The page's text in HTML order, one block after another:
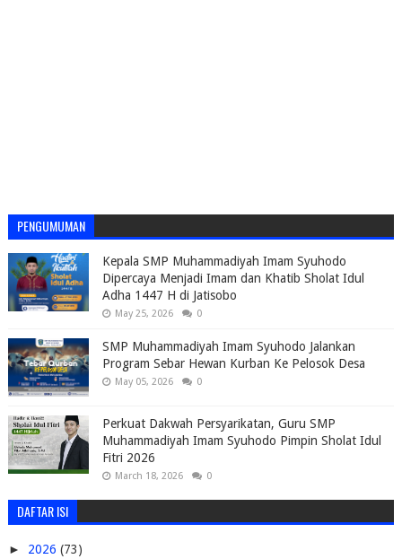
PENGUMUMAN
Kepala SMP Muhammadiyah Imam Syuhodo
Dipercaya Menjadi Imam dan Khatib Sholat Idul
Adha 1447 H di Jatisobo
May 25, 2026 0
SMP Muhammadiyah Imam Syuhodo Jalankan
Program Sebar Hewan Kurban Ke Pelosok Desa
May 05, 2026 0
Perkuat Dakwah Persyarikatan, Guru SMP
Muhammadiyah Imam Syuhodo Pimpin Sholat Idul
Fitri 2026
March 18, 2026 0
DAFTAR ISI
► 2026 (73)